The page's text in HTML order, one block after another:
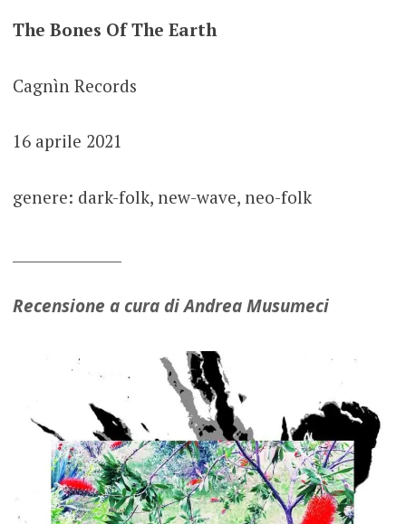
The Bones Of The Earth
Cagnìn Records
16 aprile 2021
genere: dark-folk, new-wave, neo-folk
Recensione a cura di Andrea Musumeci